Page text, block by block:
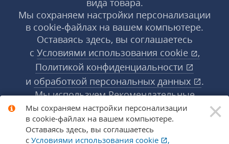
вида товара.
Мы сохраняем настройки персонализации
в cookie‑файлах на вашем компьютере.
Оставаясь здесь, вы соглашаетесь
с Условиями использования cookie
,
Политикой конфиденциальности
и обработкой персональных данных
.
Мы используем Рекомендательные
технологии, их правила применения доступны
по ссылке
. Подробнее ×
Мы сохраняем настройки персонализации
в cookie‑файлах на вашем компьютере.
Оставаясь здесь, вы соглашаетесь
с Условиями использования cookie ,